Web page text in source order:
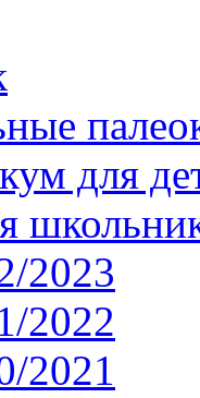
для
2023
2022
2021